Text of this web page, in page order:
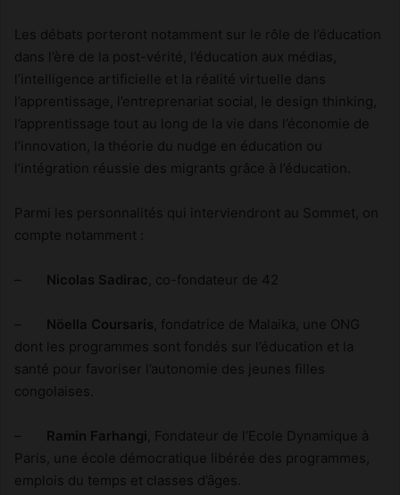
Les débats porteront notamment sur le rôle de l’éducation
dans l’ère de la post-vérité, l’éducation aux médias,
l’intelligence artificielle et la réalité virtuelle dans
l’apprentissage, l’entreprenariat social, le design thinking,
l’apprentissage tout au long de la vie dans l’économie de
l’innovation, la théorie du nudge en éducation ou
l’intégration réussie des migrants grâce à l’éducation.
Parmi les personnalités qui interviendront au Sommet, on
compte notamment :
– Nicolas Sadirac , co-fondateur de 42
– Nöella Coursaris , fondatrice de Malaika, une ONG
dont les programmes sont fondés sur l’éducation et la
santé pour favoriser l’autonomie des jeunes filles
congolaises.
– Ramin Farhangi
, Fondateur de l’Ecole Dynamique à
Paris, une école démocratique libérée des programmes,
emplois du temps et classes d’âges.